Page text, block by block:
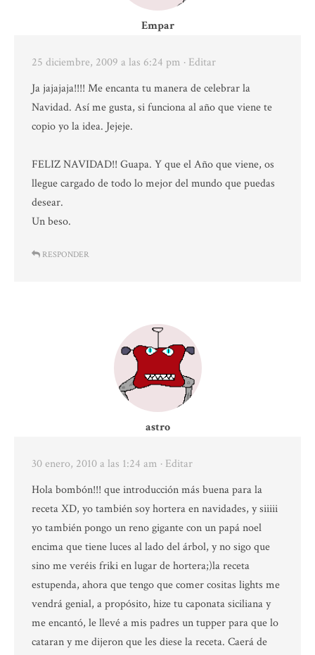
Empar
25 diciembre, 2009 a las 6:24 pm · Editar
Ja jajajaja!!!! Me encanta tu manera de celebrar la
Navidad. Así me gusta, si funciona al año que viene te
copio yo la idea. Jejeje.
FELIZ NAVIDAD!! Guapa. Y que el Año que viene, os
llegue cargado de todo lo mejor del mundo que puedas
desear.
Un beso.
RESPONDER
astro
30 enero, 2010 a las 1:24 am · Editar
Hola bombón!!! que introducción más buena para la
receta XD, yo también soy hortera en navidades, y siiiii
yo también pongo un reno gigante con un papá noel
encima que tiene luces al lado del árbol, y no sigo que
sino me veréis friki en lugar de hortera;)la receta
estupenda, ahora que tengo que comer cositas lights me
vendrá genial, a propósito, hize tu caponata siciliana y
me encantó, le llevé a mis padres un tupper para que lo
cataran y me dijeron que les diese la receta. Caerá de